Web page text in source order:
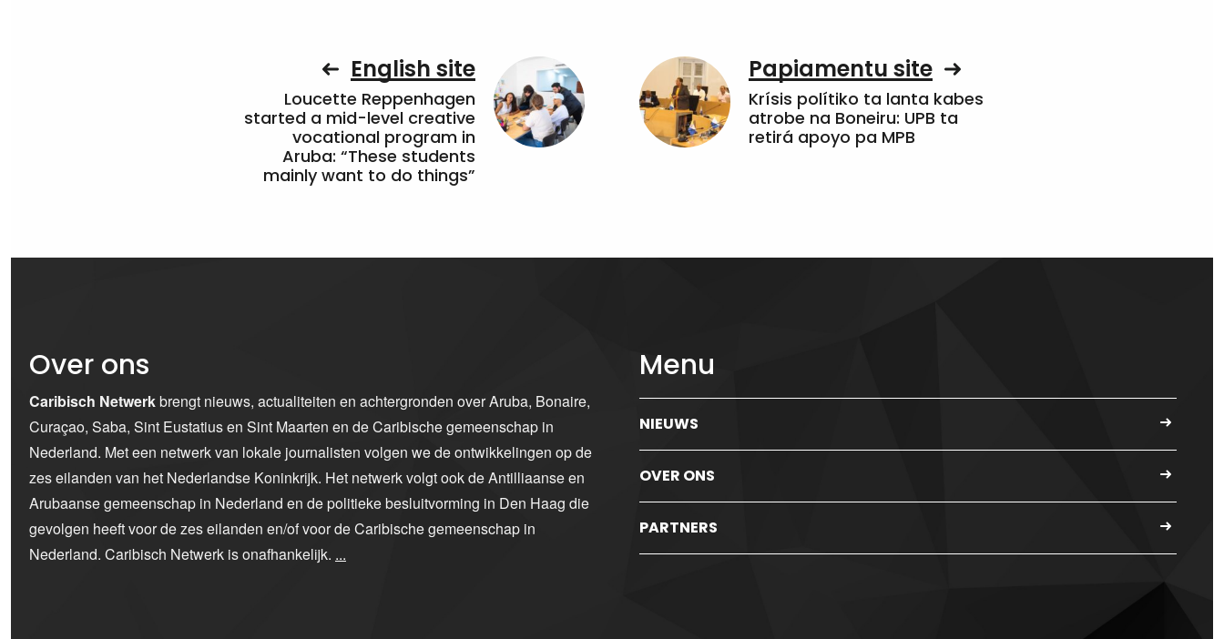
English site
Loucette Reppenhagen
started a mid-level creative
vocational program in
Aruba: “These students
mainly want to do things”
Papiamentu site
Krísis polítiko ta lanta kabes
atrobe na Boneiru: UPB ta
retirá apoyo pa MPB
Over ons
Caribisch Netwerkbrengt nieuws, actualiteiten en achtergronden over Aruba, Bonaire,
Curaçao, Saba, Sint Eustatius en Sint Maarten en de Caribische gemeenschap in
Nederland. Met een netwerk van lokale journalisten volgen we de ontwikkelingen op de
zes eilanden van het Nederlandse Koninkrijk. Het netwerk volgt ook de Antilliaanse en
Arubaanse gemeenschap in Nederland en de politieke besluitvorming in Den Haag die
gevolgen heeft voor de zes eilanden en/of voor de Caribische gemeenschap in
Nederland. Caribisch Netwerk is onafhankelijk. ...
Menu
NIEUWS
OVER ONS
PARTNERS